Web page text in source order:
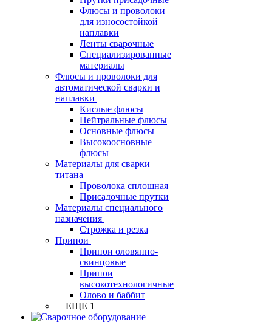
Флюсы и проволоки
для износостойкой
наплавки
Ленты сварочные
Специализированные
материалы
Флюсы и проволоки для
автоматической сварки и
наплавки
Кислые флюсы
Нейтральные флюсы
Основные флюсы
Высокоосновные
флюсы
Материалы для сварки
титана
Проволока сплошная
Присадочные прутки
Материалы специального
назначения
Строжка и резка
Припои
Припои оловянно-
свинцовые
Припои
высокотехнологичные
Олово и баббит
+ ЕЩЕ 1